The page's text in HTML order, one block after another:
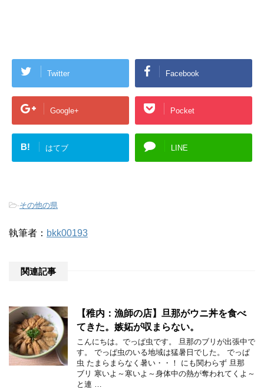
Twitter Facebook
Google+ Pocket
B! はてブ LINE
-その他の県
執筆者： bkk00193
関連記事
【稚内：漁師の店】旦那がウニ丼を食べ
てきた。嫉妬が収まらない。
こんにちは。でっぱ虫です。 旦那のブリが出張中で
す。 でっぱ虫のいる地域は猛暑日でした。 でっぱ
虫 たまらまらなく暑い・・！ にも関わらず 旦那
ブリ 寒いよ～寒いよ～身体中の熱が奪われてくよ～
と連 …